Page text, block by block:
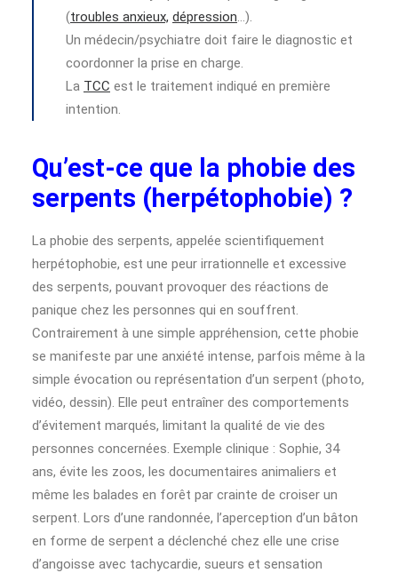
(troubles anxieux, dépression…).
Un médecin/psychiatre doit faire le diagnostic et
coordonner la prise en charge.
La TCC est le traitement indiqué en première
intention.
Qu’est-ce que la phobie des
serpents (herpétophobie) ?
La phobie des serpents, appelée scientifiquement
herpétophobie, est une peur irrationnelle et excessive
des serpents, pouvant provoquer des réactions de
panique chez les personnes qui en souffrent.
Contrairement à une simple appréhension, cette phobie
se manifeste par une anxiété intense, parfois même à la
simple évocation ou représentation d’un serpent (photo,
vidéo, dessin). Elle peut entraîner des comportements
d’évitement marqués, limitant la qualité de vie des
personnes concernées. Exemple clinique : Sophie, 34
ans, évite les zoos, les documentaires animaliers et
même les balades en forêt par crainte de croiser un
serpent. Lors d’une randonnée, l’aperception d’un bâton
en forme de serpent a déclenché chez elle une crise
d’angoisse avec tachycardie, sueurs et sensation